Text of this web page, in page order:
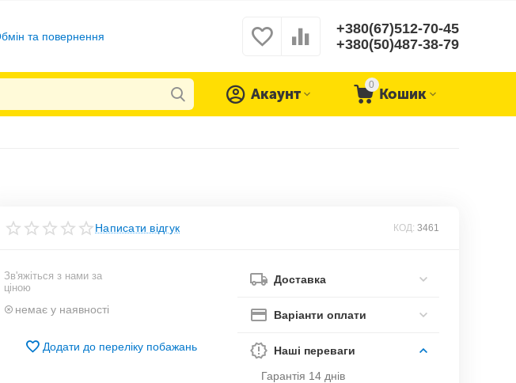
та повернення
+380(67)512-70-45
+380(50)487-38-79
0
Кошик
Акаунт
Написати відгук КОД: 3461
Зв'яжіться з нами за
ціною
немає у наявності
Додати до переліку побажань
Доставка
Варіанти оплати
Наші переваги
Гарантія 14 днів